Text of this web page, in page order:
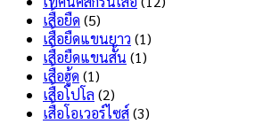
เสื้อยืด (5)
เสื้อยืดแขนยาว (1)
เสื้อยืดแขนสั้น (1)
เสื้อฮู้ด (1)
เสื้อโปโล (2)
เสื้อโอเวอร์ไซส์(3)